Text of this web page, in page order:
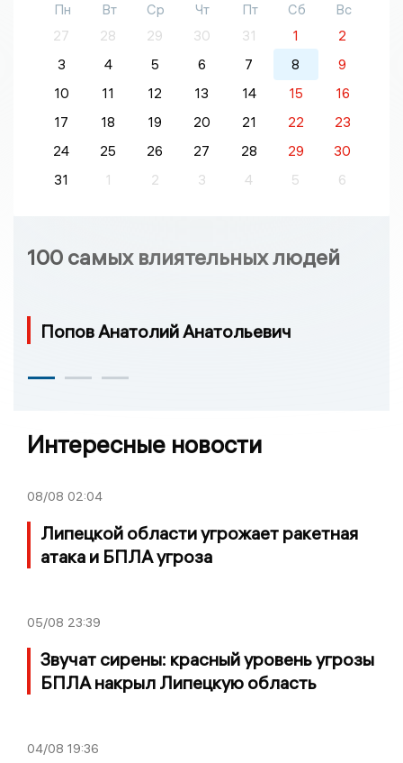
Пн Вт Ср Чт Пт Сб
Вс
27
28 29 30 31 1
2
3
4 5 6 7 8
9
10
11 12 13 14 15
16
17
18 19 20 21 22
23
24
25 26 27 28 29
30
31
1 2 3 4 5 6
100 самых влиятельных людей
Попов Анатолий Анатольевич
Интересные новости
08/08 02:04
Липецкой области угрожает ракетная
атака и БПЛА угроза
05/08 23:39
Звучат сирены: красный уровень угрозы
БПЛА накрыл Липецкую область
04/08 19:36